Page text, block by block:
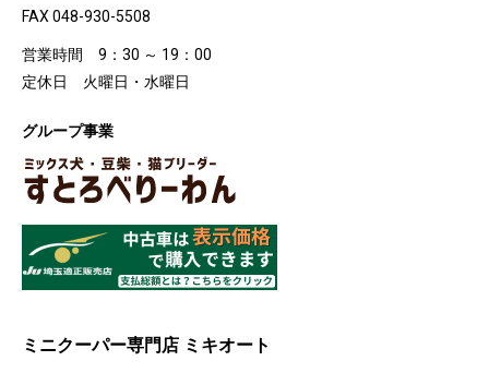
FAX 048-930-5508
営業時間 9：30 ～ 19：00
定休日 火曜日・水曜日
グループ事業
ミニクーパー専門店 ミキオート